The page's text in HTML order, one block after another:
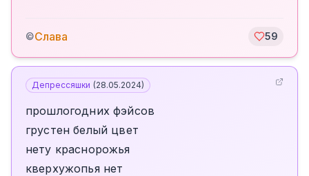
©Слава 59
Депрессяшки (28.05.2024)
прошлогодних фэйсов
грустен белый цвет
нету краснорожья
кверхужопья нет